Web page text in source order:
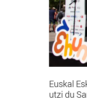
Euskal
utzi du